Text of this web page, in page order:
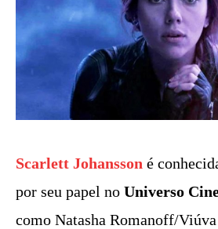
Scarlett Johansson é
por seu papel no Universo
como Natasha Romanoff/